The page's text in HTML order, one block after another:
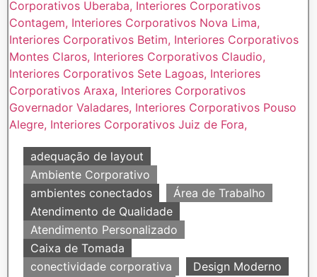
adequação de layout
Ambiente Corporativo
ambientes conectados
Área de Trabalho
Atendimento de Qualidade
Atendimento Personalizado
Caixa de Tomada
conectividade corporativa
Design Moderno